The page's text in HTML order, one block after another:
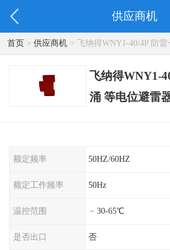
供应商机
首页> 供应商机> 飞纳得WNY1-40/4P 防
二级浪涌
飞纳得WNY1-
涌 等电位避雷
额定频率 50HZ/60HZ
额定工作频率 50Hz
温控范围 ﹣30-65℃
是否出口 否